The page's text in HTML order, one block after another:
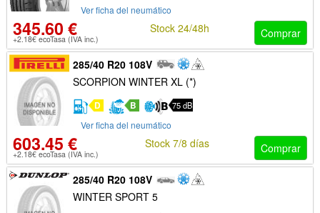
Ver ficha del neumático
345.60 €
+2.18€ ecoTasa (IVA inc.) Comprar
Stock 24/48h
285/40 R20 108V
SCORPION WINTER XL (*)
D B 75 dB
Ver ficha del neumático
603.45 €
+2.18€ ecoTasa (IVA inc.) Comprar
Stock 7/8 días
285/40 R20 108V
WINTER SPORT 5